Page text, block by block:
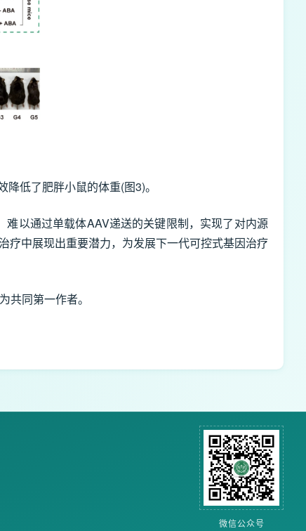
低了肥胖小鼠的体重(图3)。
以通过单载体AAV递送的关键限制，实现了对内源
疗中展现出重要潜力，为发展下一代可控式基因治疗
同第一作者。
微信公众号